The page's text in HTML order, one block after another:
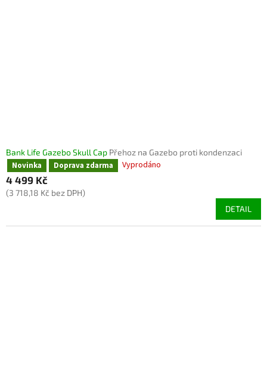
Bank Life Gazebo Skull Cap Přehoz na Gazebo proti kondenzaci
Novinka Doprava zdarma
Vyprodáno
4 499 Kč
(3 718,18 Kč bez DPH)
DETAIL